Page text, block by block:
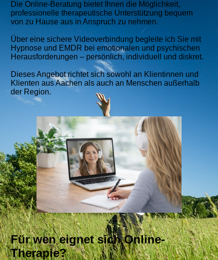
Die Online-Beratung bietet Ihnen die Möglichkeit,
professionelle therapeutische Unterstützung bequem
von zu Hause aus in Anspruch zu nehmen.
Über eine sichere Videoverbindung begleite ich Sie mit
Hypnose und EMDR bei emotionalen und psychischen
Herausforderungen – persönlich, individuell und diskret.
Dieses Angebot richtet sich sowohl an Klientinnen und
Klienten aus Aachen als auch an Menschen außerhalb
der Region.
Für wen eignet sich Online-
Therapie?